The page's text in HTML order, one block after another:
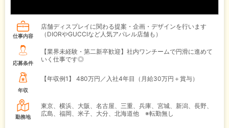
仕事内容
店舗ディスプレイに関わる提案・企画・デザインを行います
（DIORやGUCCIなど人気アパレル店舗も）
応募条件
【業界未経験・第二新卒歓迎】社内ワンチームで円滑に進めて
いく仕事です◎
年収
【年収例1】 480万円／入社4年目（月給30万円＋賞与）
勤務地
東京、横浜、大阪、名古屋、三重、兵庫、宮城、新潟、長野、
広島、福岡、米子、大分、北海道他 ※転勤無し